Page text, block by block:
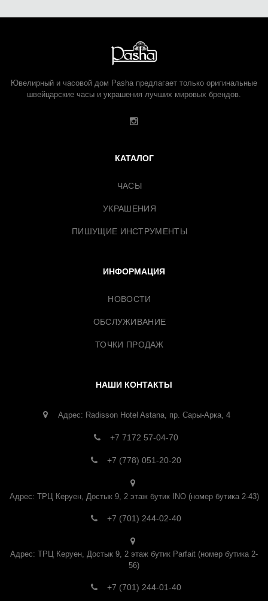
Ювелирный и часовой дом Pasha предлагает только оригинальные
швейцарские часы и украшения лучших мировых брендов.
КАТАЛОГ
ЧАСЫ
УКРАШЕНИЯ
ПИШУЩИЕ ИНСТРУМЕНТЫ
ИНФОРМАЦИЯ
НОВОСТИ
ОБСЛУЖИВАНИЕ
ТОЧКИ ПРОДАЖ
НАШИ КОНТАКТЫ
Адрес: Radisson Hotel Astana, пр. Сары-Арка, 4
+7 7172 57-04-70
+7 (778) 051-20-20
Адрес: ТРЦ Керуен, Достык 9, 2 этаж бутик INO (номер бутика 2-43)
+7 (701) 244-02-40
Адрес: ТРЦ Керуен, Достык 9, 2 этаж бутик Parfait (номер бутика 2-
56)
+7 (701) 244-01-40